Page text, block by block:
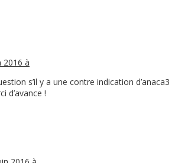
2016 à
s’il y a une contre indication d’anaca3
d’avance !